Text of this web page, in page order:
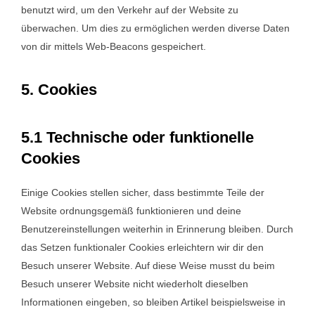
benutzt wird, um den Verkehr auf der Website zu
überwachen. Um dies zu ermöglichen werden diverse Daten
von dir mittels Web-Beacons gespeichert.
5. Cookies
5.1 Technische oder funktionelle
Cookies
Einige Cookies stellen sicher, dass bestimmte Teile der
Website ordnungsgemäß funktionieren und deine
Benutzereinstellungen weiterhin in Erinnerung bleiben. Durch
das Setzen funktionaler Cookies erleichtern wir dir den
Besuch unserer Website. Auf diese Weise musst du beim
Besuch unserer Website nicht wiederholt dieselben
Informationen eingeben, so bleiben Artikel beispielsweise in